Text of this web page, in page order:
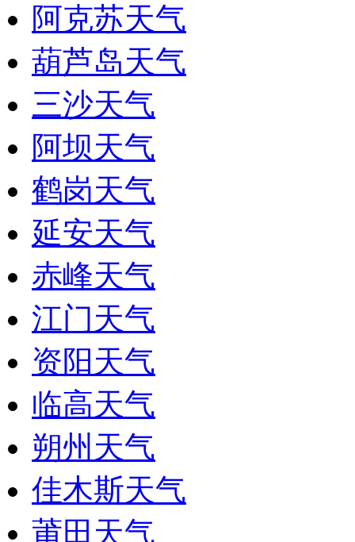
阿克苏天气
葫芦岛天气
三沙天气
阿坝天气
鹤岗天气
延安天气
赤峰天气
江门天气
资阳天气
临高天气
朔州天气
佳木斯天气
莆田天气